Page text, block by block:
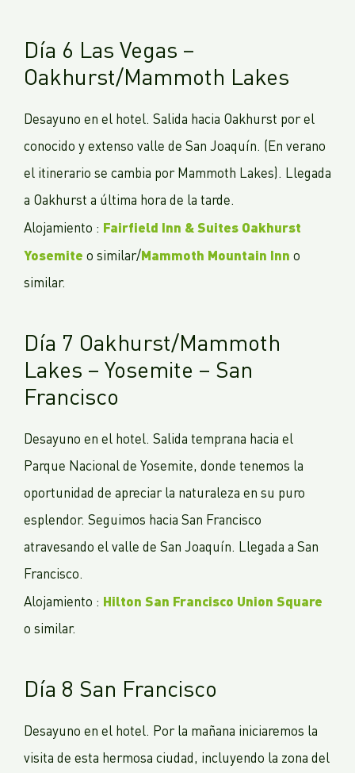
Día 6 Las Vegas –
Oakhurst/Mammoth Lakes
Desayuno en el hotel. Salida hacia Oakhurst por el
conocido y extenso valle de San Joaquín. (En verano
el itinerario se cambia por Mammoth Lakes). Llegada
a Oakhurst a última hora de la tarde.
Alojamiento : Fairfield Inn & Suites Oakhurst
Yosemite o similar/Mammoth Mountain Inn o
similar.
Día 7 Oakhurst/Mammoth
Lakes – Yosemite – San
Francisco
Desayuno en el hotel. Salida temprana hacia el
Parque Nacional de Yosemite, donde tenemos la
oportunidad de apreciar la naturaleza en su puro
esplendor. Seguimos hacia San Francisco
atravesando el valle de San Joaquín. Llegada a San
Francisco.
Alojamiento : Hilton San Francisco Union Square
o similar.
Día 8 San Francisco
Desayuno en el hotel. Por la mañana iniciaremos la
visita de esta hermosa ciudad, incluyendo la zona del